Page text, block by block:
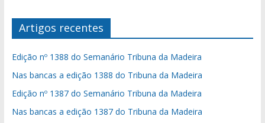
Artigos recentes
Edição nº 1388 do Semanário Tribuna da Madeira
Nas bancas a edição 1388 do Tribuna da Madeira
Edição nº 1387 do Semanário Tribuna da Madeira
Nas bancas a edição 1387 do Tribuna da Madeira